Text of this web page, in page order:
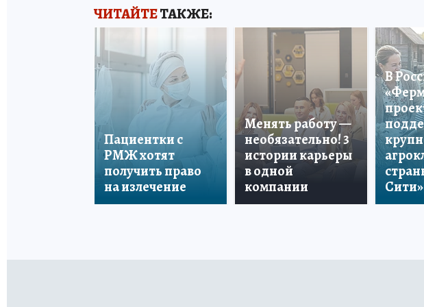
ЧИТАЙТЕТАКЖЕ:
Пациентки с
РМЖ хотят
получить право
на излечение
Менять работу —
необязательно! 3
истории карьеры
в одной
компании
В
Сити»